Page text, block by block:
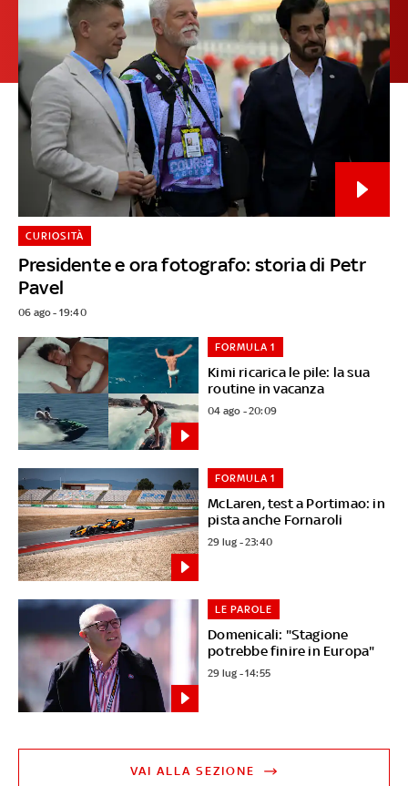
Presidente e ora fotografo: storia di Petr
Pavel
CURIOSITÀ
06 ago - 19:40
Kimi ricarica le pile: la sua
routine in vacanza
FORMULA 1
04 ago - 20:09
McLaren, test a Portimao: in
pista anche Fornaroli
FORMULA 1
29 lug - 23:40
Domenicali: "Stagione
potrebbe finire in Europa"
LE PAROLE
29 lug - 14:55
VAI ALLA SEZIONE